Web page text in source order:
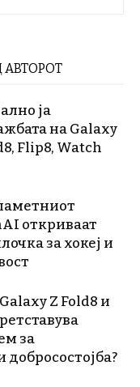
АВТОРОТ
ја
на Galaxy
Flip8, Watch
откриваат
за хокеј и
Z Fold8 и
за